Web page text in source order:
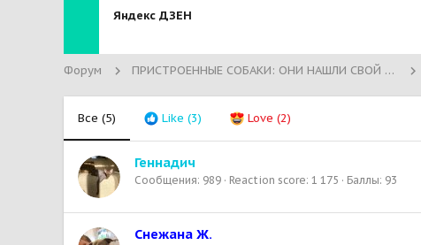
Яндекс ДЗЕН
Форум ПРИСТРОЕННЫЕ СОБАКИ: ОНИ НАШЛИ СВОЙ ДОМ!
Все (5) Like (3) Love (2)
Геннадич
Сообщения 989 Reaction score 1 175 Баллы 93
Снежана Ж.